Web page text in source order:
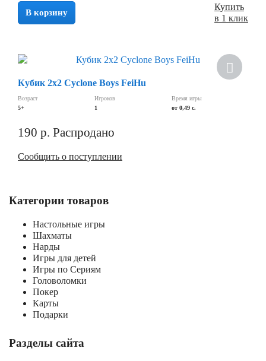
В корзину
Купить
в 1 клик
Кубик 2х2 Cyclone Boys FeiHu
Возраст
5+
Игроков
1
Время игры
от 0,49 c.
190 р. Распродано
Сообщить о поступлении
Категории товаров
Настольные игры
Шахматы
Нарды
Игры для детей
Игры по Сериям
Головоломки
Покер
Карты
Подарки
Разделы сайта